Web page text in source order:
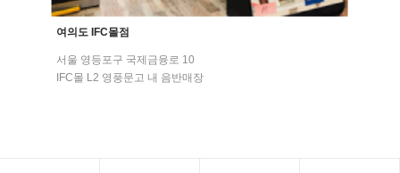
여의도 IFC몰점
서울 영등포구 국제금융로 10
IFC몰 L2 영풍문고 내 음반매장